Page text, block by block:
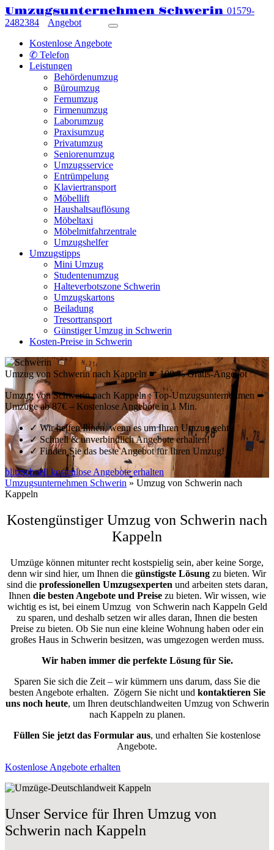
Umzugsunternehmen Schwerin 01579-
2482384
Angebot
Kostenlose Angebote
✆ Telefon
Leistungen
Behördenumzug
Büroumzug
Fernumzug
Firmenumzug
Laborumzug
Praxisumzug
Privatumzug
Seniorenumzug
Umzugsservice
Entrümpelung
Klaviertransport
Möbellift
Haushaltsauflösung
Möbeltaxi
Möbelmitfahrzentrale
Umzugshelfer
Umzugstipps
Mini Umzug
Studentenumzug
Halteverbotszone Schwerin
Umzugskartons
Beiladung
Tresortransport
Günstiger Umzug in Schwerin
Kosten-Preise in Schwerin
Umzug von Schwerin nach Kappeln ☛ 100 % Gratis-Angebot
Umzug von Schwerin nach Kappeln : Top-Umzugsunternehmen ➨
Umzüge ab 87€ – Kostenlose Angebote in 1 Min.
✓Wir helfen Ihnen, wenn es um Ihren Umzug geht!
✓Schnell & unverbindlich Angebote erhalten!
✓Finden Sie das beste Angebot für Ihren Umzug!
blitzschnell kostenlose Angebote erhalten
Umzugsunternehmen Schwerin » Umzug von Schwerin nach
Kappeln
Kostengünstiger Umzug von Schwerin nach
Kappeln
Umzüge können mitunter recht kostspielig sein, aber keine Sorge,
denn wir sind hier, um Ihnen die günstigste Lösung zu bieten. Wir
sind die professionellen Umzugsexperten und arbeiten stets daran,
Ihnen die besten Angebote und Preisezu bieten. Wir wissen, wie
wichtig es ist, bei einem Umzug von Schwerin nach Kappeln Geld
zu sparen, und deshalb setzen wir alles daran, Ihnen die besten
Preise zu bieten. Ob Sie nun eine kleine Wohnung haben oder ein
großes Haus in Schwerin besitzen, was umgezogen werden muss.
Wir haben immer die perfekte Lösung für Sie.
Sparen Sie sich die Zeit – wir kümmern uns darum, dass Sie die
besten Angebote erhalten. Zögern Sie nicht und kontaktieren Sie
uns noch heute, um Ihren deutschlandweiten Umzug von Schwerin
nach Kappeln zu planen.
Füllen Sie jetzt das Formular aus, und erhalten Sie kostenlose
Angebote.
Kostenlose Angebote erhalten
Unser Service für Ihren Umzug von
Schwerin nach Kappeln